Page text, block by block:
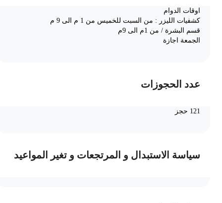
اوقات الدوام
كشفيات الليزر : من السبت للخميس من 1 م الى 9 م
قسم البشرة / من 1م الى 9م
الجمعة اجازة
عدد الحجوزات
سياسة الاستبدال و المرتجعات و تغير المواعيد